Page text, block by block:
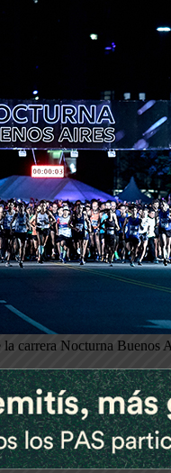
la carrera Nocturna